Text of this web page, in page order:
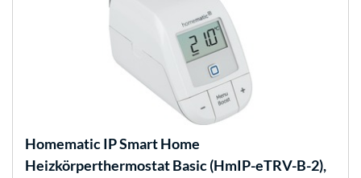
Homematic IPSmart Home
Heizkörperthermostat Basic (HmIP-eTRV-B-2),